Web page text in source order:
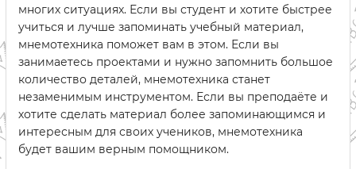
многих ситуациях. Если вы студент и хотите быстрее
учиться и лучше запоминать учебный материал,
мнемотехника поможет вам в этом. Если вы
занимаетесь проектами и нужно запомнить большое
количество деталей, мнемотехника станет
незаменимым инструментом. Если вы преподаёте и
хотите сделать материал более запоминающимся и
интересным для своих учеников, мнемотехника
будет вашим верным помощником.